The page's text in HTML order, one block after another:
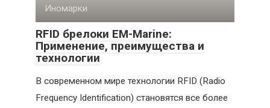
Иномарки
RFID брелоки EM-Marine:
Применение, преимущества и
технологии
В современном мире технологии RFID (Radio
Frequency Identification) становятся все более